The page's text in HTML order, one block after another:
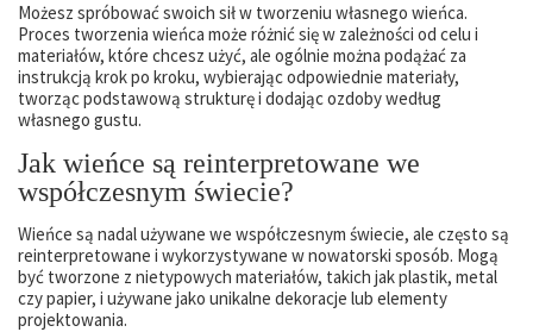
Możesz spróbować swoich sił w tworzeniu własnego wieńca.
Proces tworzenia wieńca może różnić się w zależności od celu i
materiałów, które chcesz użyć, ale ogólnie można podążać za
instrukcją krok po kroku, wybierając odpowiednie materiały,
tworząc podstawową strukturę i dodając ozdoby według
własnego gustu.
Jak wieńce są reinterpretowane we
współczesnym świecie?
Wieńce są nadal używane we współczesnym świecie, ale często są
reinterpretowane i wykorzystywane w nowatorski sposób. Mogą
być tworzone z nietypowych materiałów, takich jak plastik, metal
czy papier, i używane jako unikalne dekoracje lub elementy
projektowania.